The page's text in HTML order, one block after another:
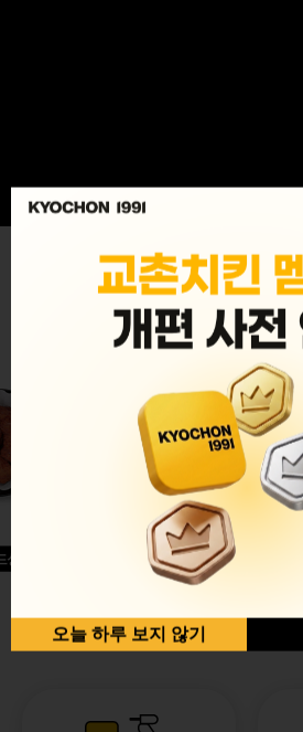
MENU
글윙
반반순살[레드+허니]
오늘 하루 보지 않기